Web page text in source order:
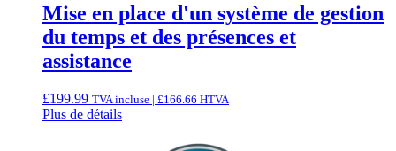
Mise en place d'un système de gestion
du temps et des présences et
assistance
£199.99 TVA incluse | £166.66 HTVA
Plus de détails